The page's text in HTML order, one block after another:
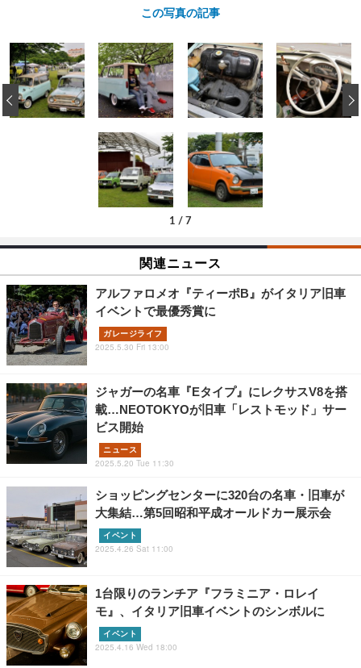
この写真の記事
1 / 7
‹
関連ニュース
アルファロメオ『ティーポB』がイタリア旧車
イベントで最優秀賞に
ガレージライフ
2025.5.30 Fri 13:00
ジャガーの名車『Eタイプ』にレクサスV8を搭
載…NEOTOKYOが旧車「レストモッド」サー
ビス開始
ニュース
2025.5.20 Tue 11:30
ショッピングセンターに320台の名車・旧車が
大集結…第5回昭和平成オールドカー展示会
イベント
2025.4.26 Sat 11:00
1台限りのランチア『フラミニア・ロレイ
モ』、イタリア旧車イベントのシンボルに
イベント
2025.4.16 Wed 18:00